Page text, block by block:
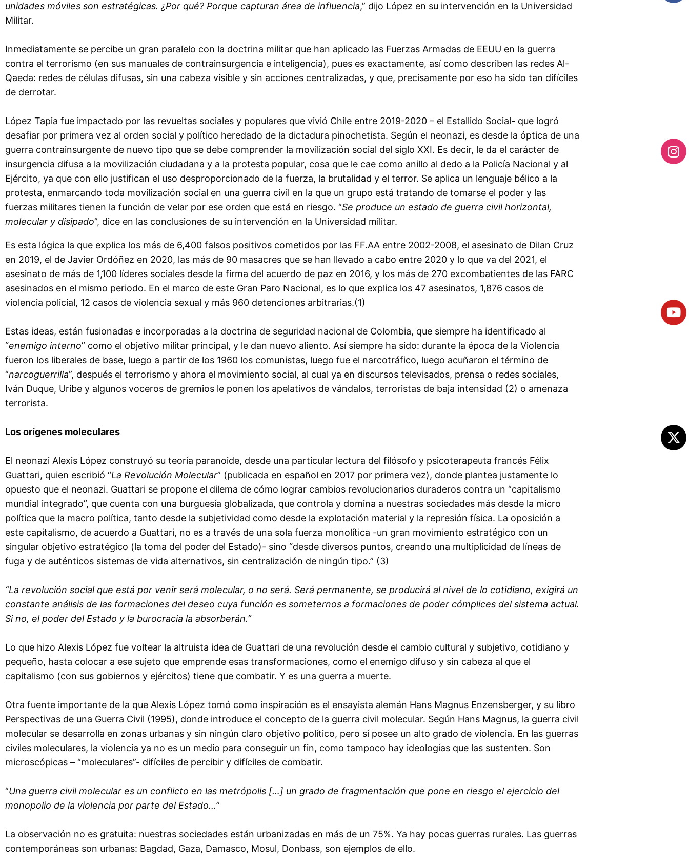
unidades móviles son estratégicas. ¿Por qué? Porque capturan área de influencia,” dijo López en su intervención en la Universidad
Militar.
Inmediatamente se percibe un gran paralelo con la doctrina militar que han aplicado las Fuerzas Armadas de EEUU en la guerra
contra el terrorismo (en sus manuales de contrainsurgencia e inteligencia), pues es exactamente, así como describen las redes Al-
Qaeda: redes de células difusas, sin una cabeza visible y sin acciones centralizadas, y que, precisamente por eso ha sido tan difíciles
de derrotar.
López Tapia fue impactado por las revueltas sociales y populares que vivió Chile entre 2019-2020 – el Estallido Social- que logró
desafiar por primera vez al orden social y político heredado de la dictadura pinochetista. Según el neonazi, es desde la óptica de una
guerra contrainsurgente de nuevo tipo que se debe comprender la movilización social del siglo XXI. Es decir, le da el carácter de
insurgencia difusa a la movilización ciudadana y a la protesta popular, cosa que le cae como anillo al dedo a la Policía Nacional y al
Ejército, ya que con ello justifican el uso desproporcionado de la fuerza, la brutalidad y el terror. Se aplica un lenguaje bélico a la
protesta, enmarcando toda movilización social en una guerra civil en la que un grupo está tratando de tomarse el poder y las
fuerzas militares tienen la función de velar por ese orden que está en riesgo. “Se produce un estado de guerra civil horizontal,
molecular y disipado”, dice en las conclusiones de su intervención en la Universidad militar.
Es esta lógica la que explica los más de 6,400 falsos positivos cometidos por las FF.AA entre 2002-2008, el asesinato de Dilan Cruz
en 2019, el de Javier Ordóñez en 2020, las más de 90 masacres que se han llevado a cabo entre 2020 y lo que va del 2021, el
asesinato de más de 1,100 líderes sociales desde la firma del acuerdo de paz en 2016, y los más de 270 excombatientes de las FARC
asesinados en el mismo periodo. En el marco de este Gran Paro Nacional, es lo que explica los 47 asesinatos, 1,876 casos de
violencia policial, 12 casos de violencia sexual y más 960 detenciones arbitrarias.(1)
Estas ideas, están fusionadas e incorporadas a la doctrina de seguridad nacional de Colombia, que siempre ha identificado al
“enemigo interno” como el objetivo militar principal, y le dan nuevo aliento. Así siempre ha sido: durante la época de la Violencia
fueron los liberales de base, luego a partir de los 1960 los comunistas, luego fue el narcotráfico, luego acuñaron el término de
“narcoguerrilla”, después el terrorismo y ahora el movimiento social, al cual ya en discursos televisados, prensa o redes sociales,
Iván Duque, Uribe y algunos voceros de gremios le ponen los apelativos de vándalos, terroristas de baja intensidad (2) o amenaza
terrorista.
Los orígenes moleculares
El neonazi Alexis López construyó su teoría paranoide, desde una particular lectura del filósofo y psicoterapeuta francés Félix
Guattari, quien escribió “La Revolución Molecular” (publicada en español en 2017 por primera vez), donde plantea justamente lo
opuesto que el neonazi. Guattari se propone el dilema de cómo lograr cambios revolucionarios duraderos contra un “capitalismo
mundial integrado”, que cuenta con una burguesía globalizada, que controla y domina a nuestras sociedades más desde la micro
política que la macro política, tanto desde la subjetividad como desde la explotación material y la represión física. La oposición a
este capitalismo, de acuerdo a Guattari, no es a través de una sola fuerza monolítica -un gran movimiento estratégico con un
singular objetivo estratégico (la toma del poder del Estado)- sino “desde diversos puntos, creando una multiplicidad de líneas de
fuga y de auténticos sistemas de vida alternativos, sin centralización de ningún tipo.” (3)
“La revolución social que está por venir será molecular, o no será. Será permanente, se producirá al nivel de lo cotidiano, exigirá un
constante análisis de las formaciones del deseo cuya función es someternos a formaciones de poder cómplices del sistema actual.
Si no, el poder del Estado y la burocracia la absorberán.”
Lo que hizo Alexis López fue voltear la altruista idea de Guattari de una revolución desde el cambio cultural y subjetivo, cotidiano y
pequeño, hasta colocar a ese sujeto que emprende esas transformaciones, como el enemigo difuso y sin cabeza al que el
capitalismo (con sus gobiernos y ejércitos) tiene que combatir. Y es una guerra a muerte.
Otra fuente importante de la que Alexis López tomó como inspiración es el ensayista alemán Hans Magnus Enzensberger, y su libro
Perspectivas de una Guerra Civil (1995), donde introduce el concepto de la guerra civil molecular. Según Hans Magnus, la guerra civil
molecular se desarrolla en zonas urbanas y sin ningún claro objetivo político, pero sí posee un alto grado de violencia. En las guerras
civiles moleculares, la violencia ya no es un medio para conseguir un fin, como tampoco hay ideologías que las sustenten. Son
microscópicas – “moleculares”- difíciles de percibir y difíciles de combatir.
“Una guerra civil molecular es un conflicto en las metrópolis […] un grado de fragmentación que pone en riesgo el ejercicio del
monopolio de la violencia por parte del Estado…”
La observación no es gratuita: nuestras sociedades están urbanizadas en más de un 75%. Ya hay pocas guerras rurales. Las guerras
contemporáneas son urbanas: Bagdad, Gaza, Damasco, Mosul, Donbass, son ejemplos de ello.